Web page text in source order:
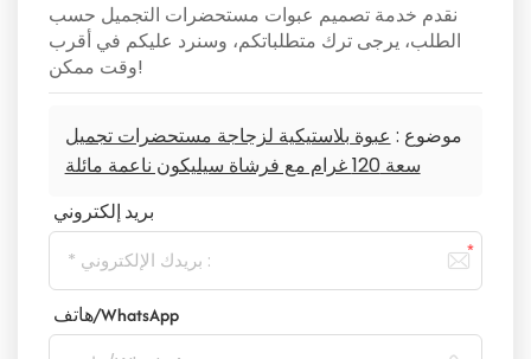
نقدم خدمة تصميم عبوات مستحضرات التجميل حسب
الطلب، يرجى ترك متطلباتكم، وسنرد عليكم في أقرب
وقت ممكن!
موضوع : عبوة بلاستيكية لزجاجة مستحضرات تجميل
سعة 120 غرام مع فرشاة سيليكون ناعمة مائلة
بريد إلكتروني
هاتف/WhatsApp